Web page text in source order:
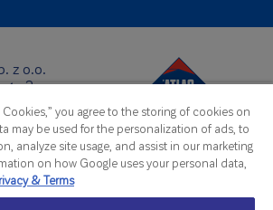
z o.o.
2
Łódź
Sídlo:
+48 42 631 88 00
Fax: +48 42 631 88 88
atlas@atlas.com.pl
you agree to the storing of cookies on
may be used for the personalization of ads, to
analyze site usage, and assist in our marketing
on how Google uses your personal data,
& Terms